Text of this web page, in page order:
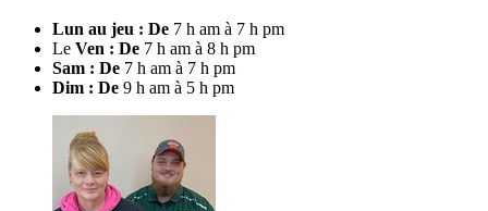
Lun au jeu : De 7 h am à 7 h pm
Le Ven : De 7 h am à 8 h pm
Sam : De 7 h am à 7 h pm
Dim : De 9 h am à 5 h pm